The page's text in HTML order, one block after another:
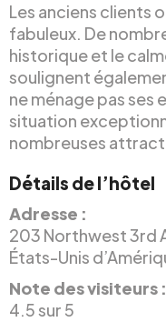
Les anciens clients
fabuleux. De
historique et le
soulignent
ne ménage pas ses
situation
nombreuses
Détails de l’hôtel
Adresse :
203 Northwest 3rd
États-Unis
Note des visiteurs :
4.5 sur 5